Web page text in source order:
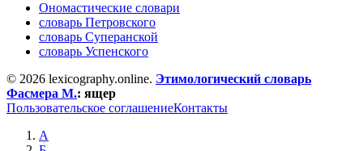
Ономастические словари
словарь Петровского
словарь Суперанской
словарь Успенского
© 2026 lexicography.online. Этимологический словарь
Фасмера М.: ящер
Пользовательское соглашениеКонтакты
А